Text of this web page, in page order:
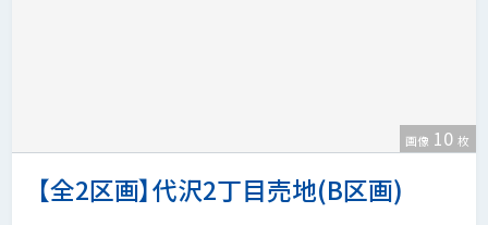
【全2区画】代沢2丁目売地(B区画)
画像 10 枚